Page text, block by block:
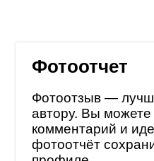
Фотоотчет
Фотоотзыв —
автору. Вы можете
комментарий и
фотоотчёт